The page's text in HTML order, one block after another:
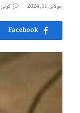
جولائی 11, 2024 کوئی
Facebook